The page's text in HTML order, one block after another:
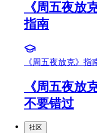
《周五夜放
指南
《周五夜放克》指
《周五夜放
不要错过